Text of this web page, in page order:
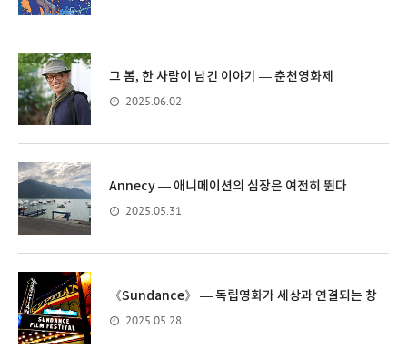
그 봄, 한 사람이 남긴 이야기 — 춘천영화제
2025.06.02
Annecy — 애니메이션의 심장은 여전히 뛴다
2025.05.31
《Sundance》 — 독립영화가 세상과 연결되는 창
2025.05.28